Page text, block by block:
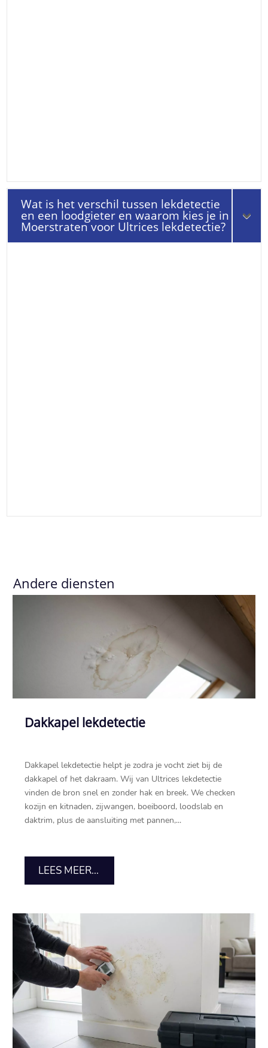
Wat is het verschil tussen lekdetectie
en een loodgieter en waarom kies je in
Moerstraten voor Ultrices lekdetectie?
Andere diensten
Dakkapel lekdetectie
Dakkapel lekdetectie helpt je zodra je vocht ziet bij de
dakkapel of het dakraam.​ Wij van Ultrices lekdetectie
vinden de bron snel en zonder hak en breek.​ We checken
kozijn en kitnaden, zijwangen, boeiboord, loodslab en
daktrim, plus de aansluiting met pannen,...
LEES MEER...